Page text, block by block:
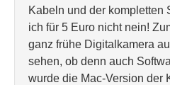
Kabeln und der kompletten
ich für 5 Euro nicht nein!
ganz frühe Digitalkamera
sehen, ob denn auch
wurde die Mac-Version der